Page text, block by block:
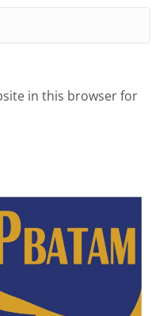
in this browser for